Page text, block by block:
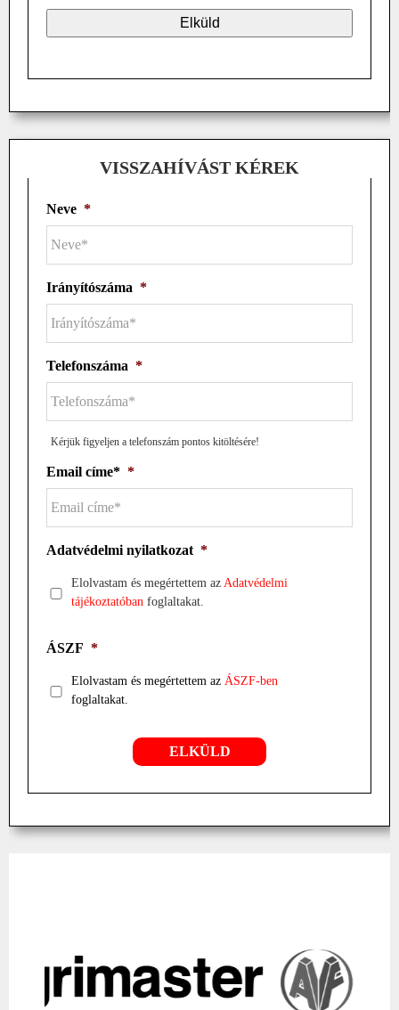
VISSZAHÍVÁST KÉREK
Neve *
Irányítószáma *
Telefonszáma *
Kérjük figyeljen a telefonszám pontos kitöltésére!
Email címe* *
Adatvédelmi nyilatkozat *
Elolvastam és megértettem az Adatvédelmi
tájékoztatóban foglaltakat.
ÁSZF *
Elolvastam és megértettem az ÁSZF-ben
foglaltakat.